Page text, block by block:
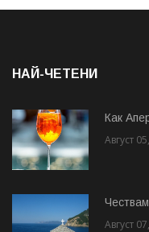
НАЙ-ЧЕТЕНИ
Как
Август
Август